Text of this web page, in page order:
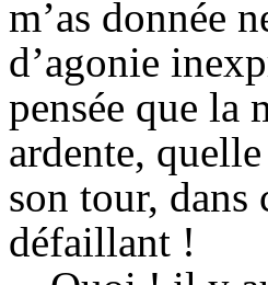
m’as donnée
d’agonie
pensée que la
ardente,
son tour, dans
défaillant !